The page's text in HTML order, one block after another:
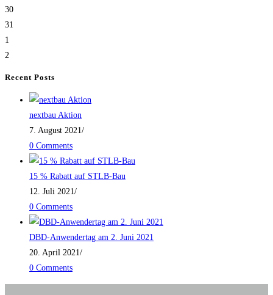
30
31
1
2
Recent Posts
nextbau Aktion
7. August 2021/
0 Comments
15 % Rabatt auf STLB-Bau
12. Juli 2021/
0 Comments
DBD-Anwendertag am 2. Juni 2021
20. April 2021/
0 Comments